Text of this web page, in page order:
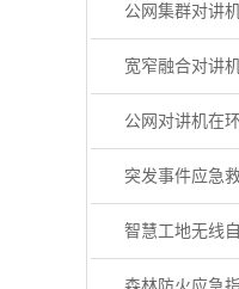
公网集群对讲
公网对讲机在